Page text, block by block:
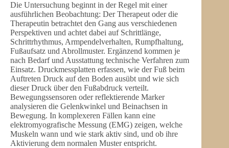
Die Untersuchung beginnt in der Regel mit einer
ausführlichen Beobachtung: Der Therapeut oder die
Therapeutin betrachtet den Gang aus verschiedenen
Perspektiven und achtet dabei auf Schrittlänge,
Schrittrhythmus, Armpendelverhalten, Rumpfhaltung,
Fußaufsatz und Abrollmuster. Ergänzend kommen je
nach Bedarf und Ausstattung technische Verfahren zum
Einsatz. Druckmessplatten erfassen, wie der Fuß beim
Auftreten Druck auf den Boden ausübt und wie sich
dieser Druck über den Fußabdruck verteilt.
Bewegungssensoren oder reflektierende Marker
analysieren die Gelenkwinkel und Beinachsen in
Bewegung. In komplexeren Fällen kann eine
elektromyografische Messung (EMG) zeigen, welche
Muskeln wann und wie stark aktiv sind, und ob ihre
Aktivierung dem normalen Muster entspricht.